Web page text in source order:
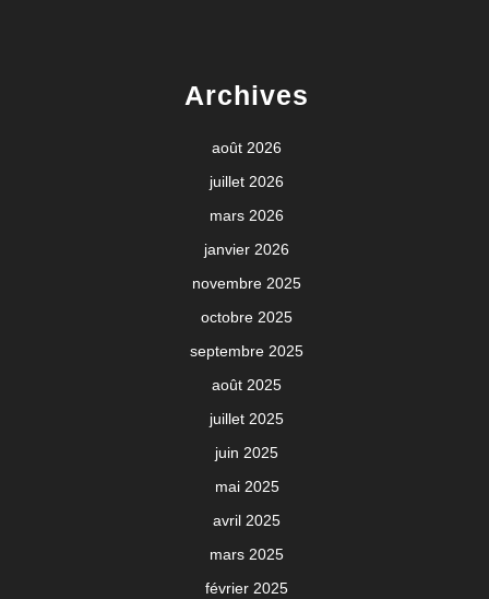
Archives
août 2026
juillet 2026
mars 2026
janvier 2026
novembre 2025
octobre 2025
septembre 2025
août 2025
juillet 2025
juin 2025
mai 2025
avril 2025
mars 2025
février 2025